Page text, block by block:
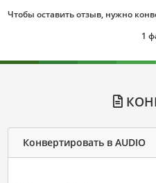
Чтобы оставить отзыв, нужно
1
Конвертировать в AUDIO